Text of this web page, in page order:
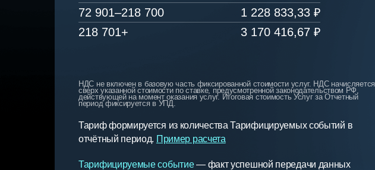
72 901–218 700
1 228 833,33 ₽
218 701+
3 170 416,67 ₽
НДС не включен в базовую часть фиксированной стоимости услуг. НДС начисляется
сверх указанной стоимости по ставке, предусмотренной законодательством РФ,
действующей на момент оказания услуг. Итоговая стоимость Услуг за Отчетный
период фиксируется в УПД.
Тариф формируется из количества Тарифицируемых событий в
отчётный период. Пример расчета
Тарифицируемые событие— факт успешной передачи данных